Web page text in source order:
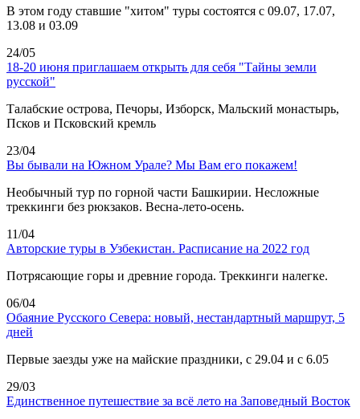
В этом году ставшие "хитом" туры состоятся с 09.07, 17.07,
13.08 и 03.09
24/05
18-20 июня приглашаем открыть для себя "Тайны земли
русской"
Талабские острова, Печоры, Изборск, Мальский монастырь,
Псков и Псковский кремль
23/04
Вы бывали на Южном Урале? Мы Вам его покажем!
Необычный тур по горной части Башкирии. Несложные
треккинги без рюкзаков. Весна-лето-осень.
11/04
Авторские туры в Узбекистан. Расписание на 2022 год
Потрясающие горы и древние города. Треккинги налегке.
06/04
Обаяние Русского Севера: новый, нестандартный маршрут, 5
дней
Первые заезды уже на майские праздники, с 29.04 и с 6.05
29/03
Единственное путешествие за всё лето на Заповедный Восток